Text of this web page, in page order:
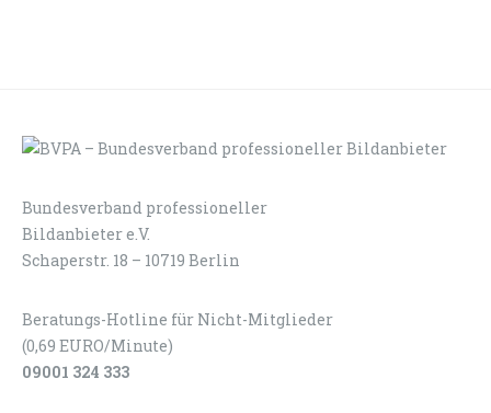
Bundesverband professioneller
Bildanbieter e.V.
Schaperstr. 18 – 10719 Berlin
Beratungs-Hotline für Nicht-Mitglieder
(0,69 EURO/Minute)
09001 324 333